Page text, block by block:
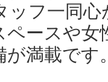
ッフ一同
ペースや女
が満載です